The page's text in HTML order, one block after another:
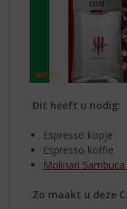
Dit heeft u nodig:
Espresso kopje
Espresso koffie
Molinari Sambuca
Zo maakt u deze